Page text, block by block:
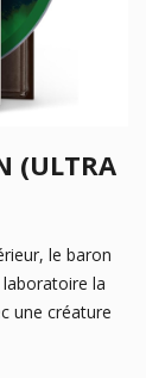
(ULTRA
le baron
laboratoire la
une créature